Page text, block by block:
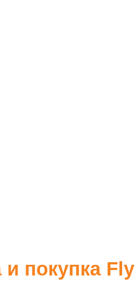
покупка Fly